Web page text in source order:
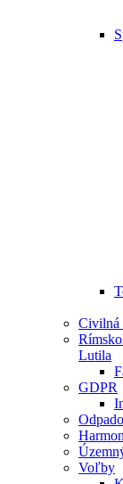
Civilná
Lutila
GDPR
Voľby